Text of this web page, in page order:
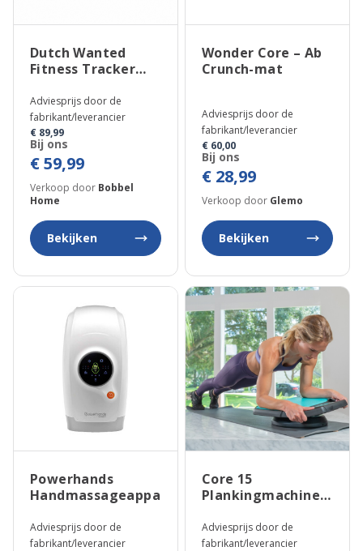
Dutch Wanted
Fitness Tracker
Adviesprijs door de
fabrikant/leverancier
€ 89,99
Bij ons
€ 59,99
Verkoop door Bobbel
Home
Bekijken
Wonder Core – Ab
Crunch-mat
Adviesprijs door de
fabrikant/leverancier
€ 60,00
Bij ons
€ 28,99
Verkoop door Glemo
Bekijken
Powerhands
Handmassageapparaat
Adviesprijs door de
fabrikant/leverancier
Core 15
Plankingmachine
Vibratiefunctie
Adviesprijs door de
fabrikant/leverancier